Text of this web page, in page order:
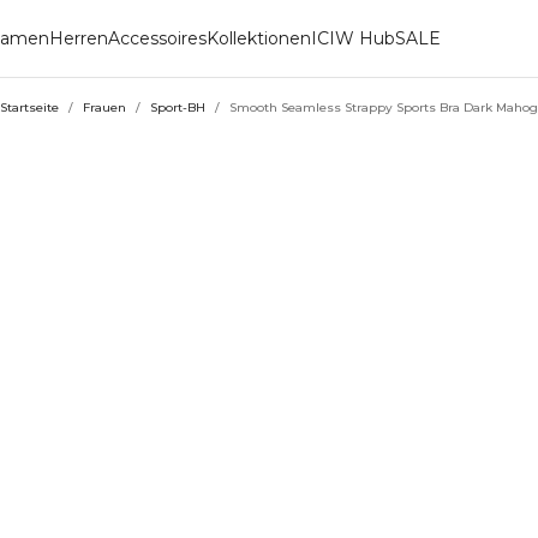
HerrenAccessoiresKollektionenICIW HubSALE
Startseite / Frauen / Sport-BH / Smooth Seamless Strappy Sports Bra Dark